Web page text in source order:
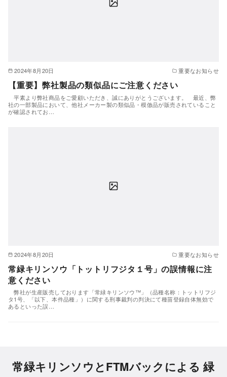
2024年8月20日 重要なお知らせ
【重要】弊社製品の類似品にご注意ください
平素より弊社商品をご愛顧いただき、誠にありがとうございます。 最近、弊
社の一部製品において、他社メーカー製の類似品・模倣品が販売されていること
が確認されてお…
2024年8月20日 重要なお知らせ
常緑キリンソウ「トットリフジタ１号」の誤情報に注
意ください
弊社が生産販売しております「常緑キリンソウ™」（品種名称：トットリフジ
タ1号、「以下、本件品種」）に関する刑事裁判の判決にて種苗登録自体無効で
あるといった誤…
常緑キリンソウとFTMバックによる 緑